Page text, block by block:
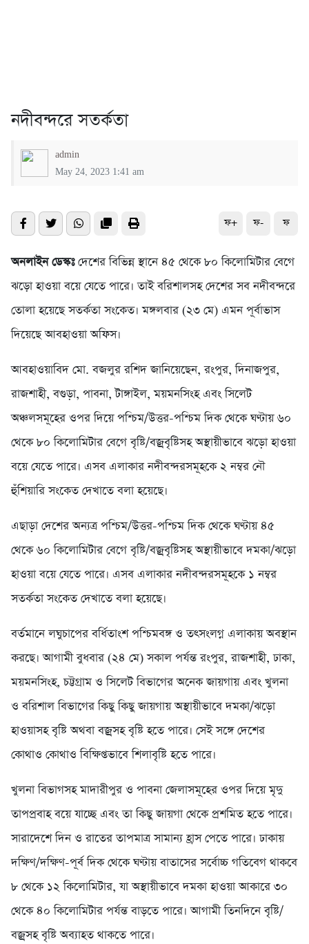
নদীবন্দরে সতর্কতা
admin
May 24, 2023 1:41 am
ফ+ ফ- ফ
অনলাইন ডেস্কঃদেশের বিভিন্ন স্থানে ৪৫ থেকে ৮০ কিলোমিটার বেগে
ঝড়ো হাওয়া বয়ে যেতে পারে। তাই বরিশালসহ দেশের সব নদীবন্দরে
তোলা হয়েছে সতর্কতা সংকেত। মঙ্গলবার (২৩ মে) এমন পূর্বাভাস
দিয়েছে আবহাওয়া অফিস।
আবহাওয়াবিদ মো. বজলুর রশিদ জানিয়েছেন, রংপুর, দিনাজপুর,
রাজশাহী, বগুড়া, পাবনা, টাঙ্গাইল, ময়মনসিংহ এবং সিলেট
অঞ্চলসমূহের ওপর দিয়ে পশ্চিম/উত্তর-পশ্চিম দিক থেকে ঘণ্টায় ৬০
থেকে ৮০ কিলোমিটার বেগে বৃষ্টি/বজ্রবৃষ্টিসহ অস্থায়ীভাবে ঝড়ো হাওয়া
বয়ে যেতে পারে। এসব এলাকার নদীবন্দরসমূহকে ২ নম্বর নৌ
হুঁশিয়ারি সংকেত দেখাতে বলা হয়েছে।
এছাড়া দেশের অন্যত্র পশ্চিম/উত্তর-পশ্চিম দিক থেকে ঘণ্টায় ৪৫
থেকে ৬০ কিলোমিটার বেগে বৃষ্টি/বজ্রবৃষ্টিসহ অস্থায়ীভাবে দমকা/ঝড়ো
হাওয়া বয়ে যেতে পারে। এসব এলাকার নদীবন্দরসমূহকে ১ নম্বর
সতর্কতা সংকেত দেখাতে বলা হয়েছে।
বর্তমানে লঘুচাপের বর্ধিতাংশ পশ্চিমবঙ্গ ও তৎসংলগ্ন এলাকায় অবস্থান
করছে। আগামী বুধবার (২৪ মে) সকাল পর্যন্ত রংপুর, রাজশাহী, ঢাকা,
ময়মনসিংহ, চট্টগ্রাম ও সিলেট বিভাগের অনেক জায়গায় এবং খুলনা
ও বরিশাল বিভাগের কিছু কিছু জায়গায় অস্থায়ীভাবে দমকা/ঝড়ো
হাওয়াসহ বৃষ্টি অথবা বজ্রসহ বৃষ্টি হতে পারে। সেই সঙ্গে দেশের
কোথাও কোথাও বিক্ষিপ্তভাবে শিলাবৃষ্টি হতে পারে।
খুলনা বিভাগসহ মাদারীপুর ও পাবনা জেলাসমূহের ওপর দিয়ে মৃদু
তাপপ্রবাহ বয়ে যাচ্ছে এবং তা কিছু জায়গা থেকে প্রশমিত হতে পারে।
সারাদেশে দিন ও রাতের তাপমাত্র সামান্য হ্রাস পেতে পারে। ঢাকায়
দক্ষিণ/দক্ষিণ-পূর্ব দিক থেকে ঘণ্টায় বাতাসের সর্বোচ্চ গতিবেগ থাকবে
৮ থেকে ১২ কিলোমিটার, যা অস্থায়ীভাবে দমকা হাওয়া আকারে ৩০
থেকে ৪০ কিলোমিটার পর্যন্ত বাড়তে পারে। আগামী তিনদিনে বৃষ্টি/
বজ্রসহ বৃষ্টি অব্যাহত থাকতে পারে।